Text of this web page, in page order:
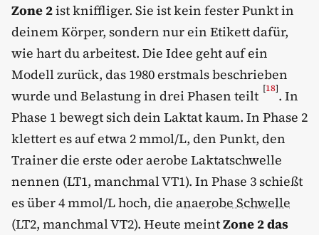
Zone 2ist kniffliger. Sie ist kein fester Punkt in
deinem Körper, sondern nur ein Etikett dafür,
wie hart du arbeitest. Die Idee geht auf ein
Modell zurück, das 1980 erstmals beschrieben
wurde und Belastung in drei Phasen teilt [18]. In
Phase 1 bewegt sich dein Laktat kaum. In Phase 2
klettert es auf etwa 2 mmol/L, den Punkt, den
Trainer die erste oder aerobe Laktatschwelle
nennen (LT1, manchmal VT1). In Phase 3 schießt
es über 4 mmol/L hoch, die anaerobe Schwelle
(LT2, manchmal VT2). Heute meintZone 2 das